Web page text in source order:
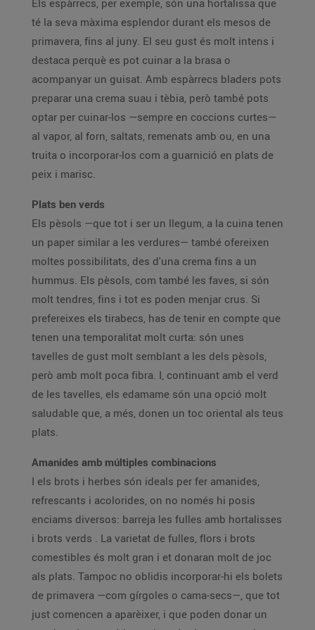
Els espàrrecs, per exemple, són una hortalissa que
té la seva màxima esplendor durant els mesos de
primavera, fins al juny. El seu gust és molt intens i
destaca perquè es pot cuinar a la brasa o
acompanyar un guisat. Amb espàrrecs bladers pots
preparar una crema suau i tèbia, però també pots
optar per cuinar-los —sempre en coccions curtes—
al vapor, al forn, saltats, remenats amb ou, en una
truita o incorporar-los com a guarnició en plats de
peix i marisc.
Plats ben verds
Els pèsols —que tot i ser un llegum, a la cuina tenen
un paper similar a les verdures— també ofereixen
moltes possibilitats, des d'una crema fins a un
hummus. Els pèsols, com també les faves, si són
molt tendres, fins i tot es poden menjar crus. Si
prefereixes els tirabecs, has de tenir en compte que
tenen una temporalitat molt curta: són unes
tavelles de gust molt semblant a les dels pèsols,
però amb molt poca fibra. I, continuant amb el verd
de les tavelles, els edamame són una opció molt
saludable que, a més, donen un toc oriental als teus
plats.
Amanides amb múltiples combinacions
I els brots i herbes són ideals per fer amanides,
refrescants i acolorides, on no només hi posis
enciams diversos: barreja les fulles amb hortalisses
i brots verds . La varietat de fulles, flors i brots
comestibles és molt gran i et donaran molt de joc
als plats. Tampoc no oblidis incorporar-hi els bolets
de primavera —com gírgoles o cama-secs—, que tot
just comencen a aparèixer, i que poden donar un